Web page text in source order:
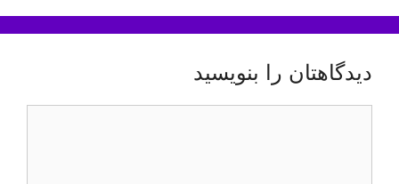
دیدگاهتان را بنویسید